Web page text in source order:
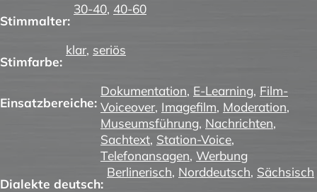
Stimmalter:
30-40, 40-60
Stimfarbe:
klar, seriös
Einsatzbereiche:
Dokumentation, E-Learning, Film-
Voiceover, Imagefilm, Moderation,
Museumsführung, Nachrichten,
Sachtext, Station-Voice,
Telefonansagen, Werbung
Dialekte deutsch:
Berlinerisch, Norddeutsch, Sächsisch